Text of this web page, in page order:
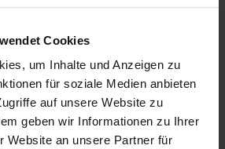
Cookies
um Inhalte und Anzeigen zu
für soziale Medien anbieten
auf unsere Website zu
geben wir Informationen zu Ihrer
Website an unsere Partner für